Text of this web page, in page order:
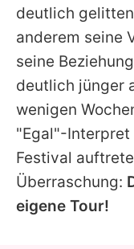
deutlich
anderem seine
seine
deutlich jünger
wenigen
"Egal"-Interpret
Festival
Überraschung:
eigene Tour!